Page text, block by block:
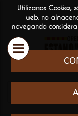
Utilizamos Cookies,
web, no
navegando
ESTANQUEROS
y filosofia
somos